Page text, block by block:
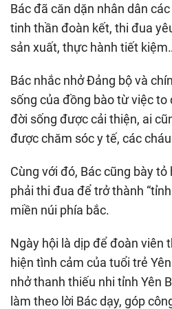
Bác đã căn dặn nhân dân
tinh thần đoàn kết, thi đua
sản xuất, thực hành tiết
Bác nhắc nhở Đảng bộ và
sống của đồng bào từ việc to
đời sống được cải thiện, ai
được chăm sóc y tế, các
Cùng với đó, Bác cũng bày tỏ
phải thi đua để trở thành
miền núi phía bắc.
Ngày hội là dịp để đoàn viên
hiện tình cảm của tuổi trẻ
nhở thanh thiếu nhi tỉnh Yên
làm theo lời Bác dạy, góp